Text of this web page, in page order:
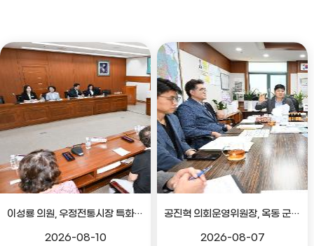
이성룡 의원, 우정전통시장 특화골목 조성 의견 청취
2026-08-10
공진혁 의회운영위원장, 옥동 군부대 이전지 양동마을 주민지원사업 점검
2026-08-07